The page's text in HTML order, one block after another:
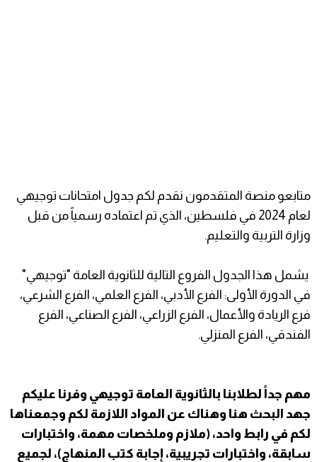
متابعو منصة المتقدمون نقدم لكم جدول امتحانات توجيهي
لعام 2024 في فلسطين، الذي تم اعتماده رسمياً من قبل
وزارة التربية والتعليم.
يشمل هذا الجدول الفروع التالية للثانوية العامة "توجيهي"
في الدورة الأولى: الفرع الأدبي، الفرع العلمي، الفرع الشرعي،
فرع الريادة والأعمال، الفرع الزراعي، الفرع الصناعي، الفرع
الفندقي، الفرع المنزلي.
مهم جداً لطلابنا بالثانوية العامة توجيهي وفرنا عليكم
جهد البحث هنا وهناك عن المواد اللازمة لكم وجمعناها
لكم في رابط واحد، (ملازم وملخصات مهمة، واختبارات
سابقة، واختبارات تجريبية، إجابة كتب المنهاج)، لجميع